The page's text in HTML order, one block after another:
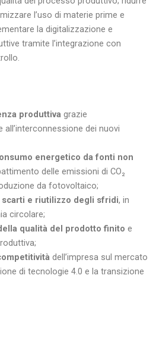
l’uso di materie prime e
la digitalizzazione e
tramite l’integrazione con
produttivagrazie
all’interconnessione dei nuovi
energetico da fonti non
delle emissioni di CO₂
da fotovoltaico;
scarti e riutilizzo degli sfridi, in
circolare;
qualità del prodotto finito e
dell’impresa sul mercato
di tecnologie 4.0 e la transizione